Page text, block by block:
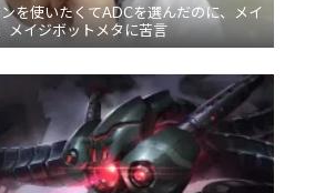
を使いたくてADCを選んだのに、メイ
メイジボットメタに苦言